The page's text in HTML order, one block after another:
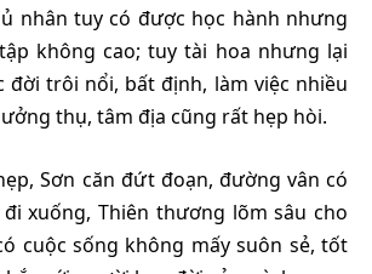
nhân tuy có được học hành nhưng
không cao; tuy tài hoa nhưng lại
đời trôi nổi, bất định, làm việc nhiều
thụ, tâm địa cũng rất hẹp hòi.
Sơn căn đứt đoạn, đường vân có
xuống, Thiên thương lõm sâu cho
cuộc sống không mấy suôn sẻ, tốt